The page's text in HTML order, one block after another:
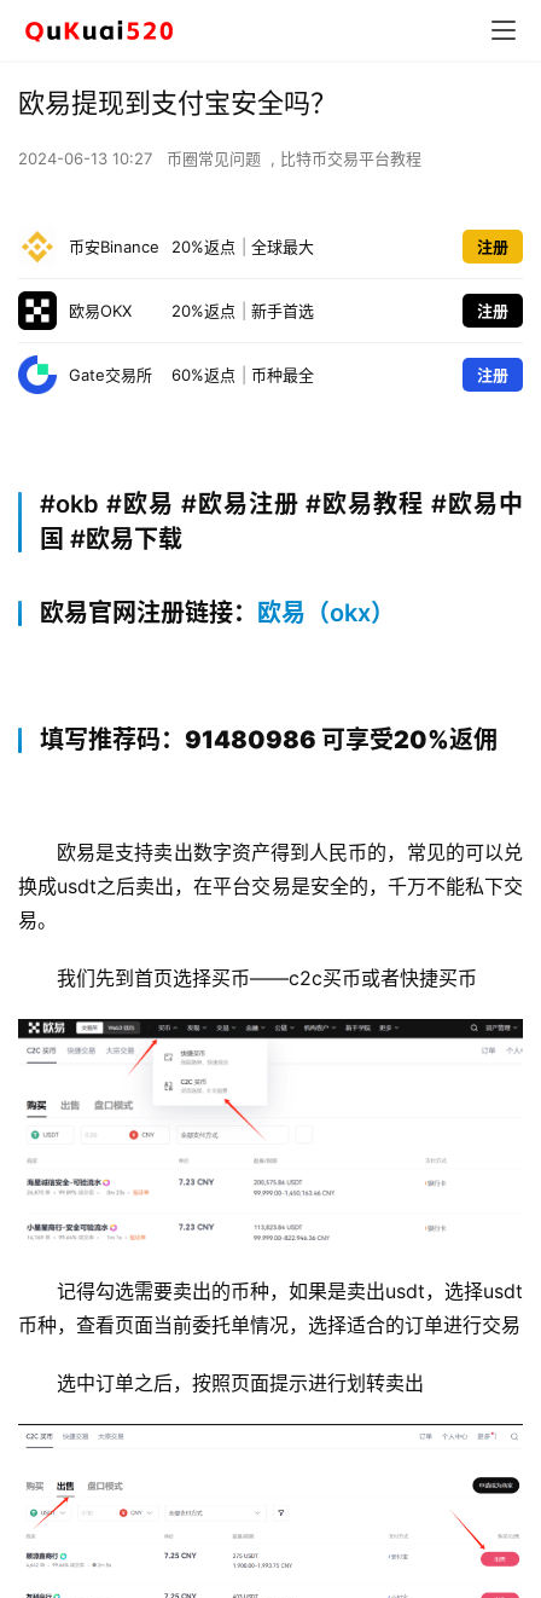
欧易提现到支付宝安全吗？
2024-06-13 10:27 币圈常见问题 , 比特币交易平台教程
币安Binance 20%返点 全球最大 注册
欧易OKX 20%返点 新手首选 注册
Gate交易所 60%返点 币种最全 注册
#okb #欧易 #欧易注册 #欧易教程 #欧易中
国 #欧易下载
欧易官网注册链接： 欧易（okx）
填写推荐码：91480986 可享受20%返佣
欧易是支持卖出数字资产得到人民币的，常见的可以兑
换成usdt之后卖出，在平台交易是安全的，千万不能私下交
易。
我们先到首页选择买币——c2c买币或者快捷买币
记得勾选需要卖出的币种，如果是卖出usdt，选择usdt
币种，查看页面当前委托单情况，选择适合的订单进行交易
选中订单之后，按照页面提示进行划转卖出